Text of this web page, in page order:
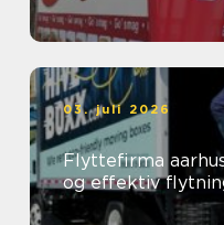
03. juli 2026
Flyttefirma aarhus sådan får du en
og effektiv